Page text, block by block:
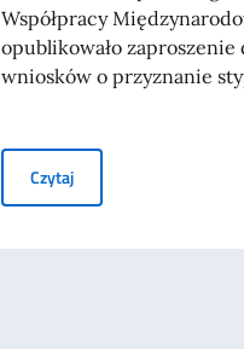
Współpracy
opublikowało zaproszenie
wniosków o przyznanie
CzytajStypendia rządu